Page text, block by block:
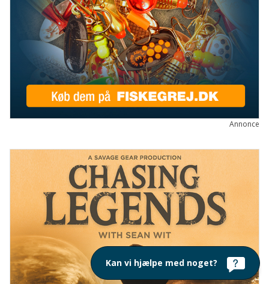
Annonce
Kan vi hjælpe med noget?